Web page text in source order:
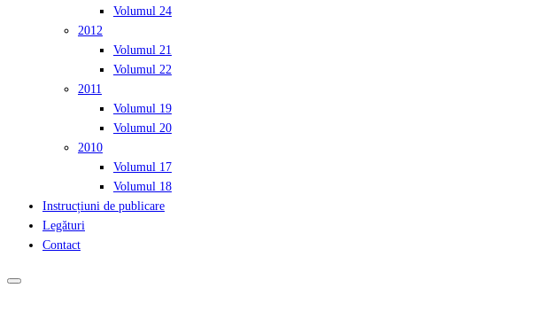
Volumul 24
2012
Volumul 21
Volumul 22
2011
Volumul 19
Volumul 20
2010
Volumul 17
Volumul 18
Instrucțiuni de publicare
Legături
Contact